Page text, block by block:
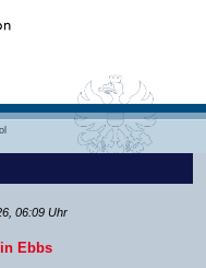
06:09 Uhr
Ebbs